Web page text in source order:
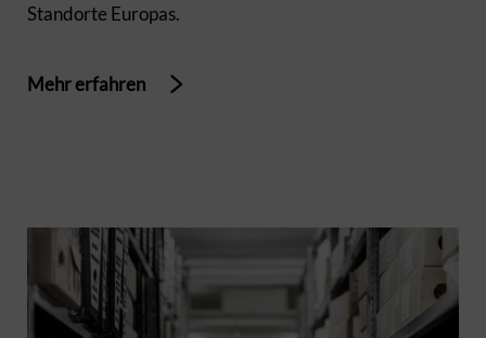
Standorte Europas.
Mehr erfahren